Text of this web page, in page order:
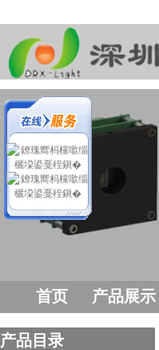
首页 产品展示
产品目录